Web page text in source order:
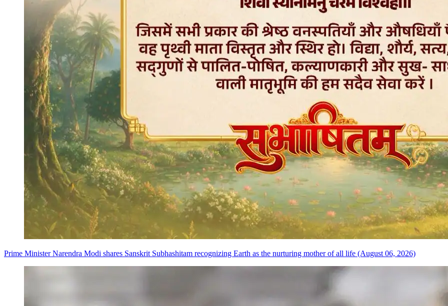
Prime Minister Narendra Modi shares Sanskrit Subhashitam recognizing Earth as the nurturing mother of all life (August 06, 2026)